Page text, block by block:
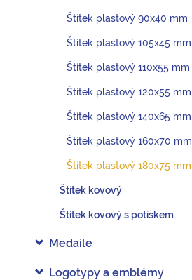
Štítek plastový 90x40 mm
Štítek plastový 105x45 mm
Štítek plastový 110x55 mm
Štítek plastový 120x55 mm
Štítek plastový 140x65 mm
Štítek plastový 160x70 mm
Štítek plastový 180x75 mm
Štítek kovový
Štítek kovový s potiskem
Medaile
Logotypy a emblémy